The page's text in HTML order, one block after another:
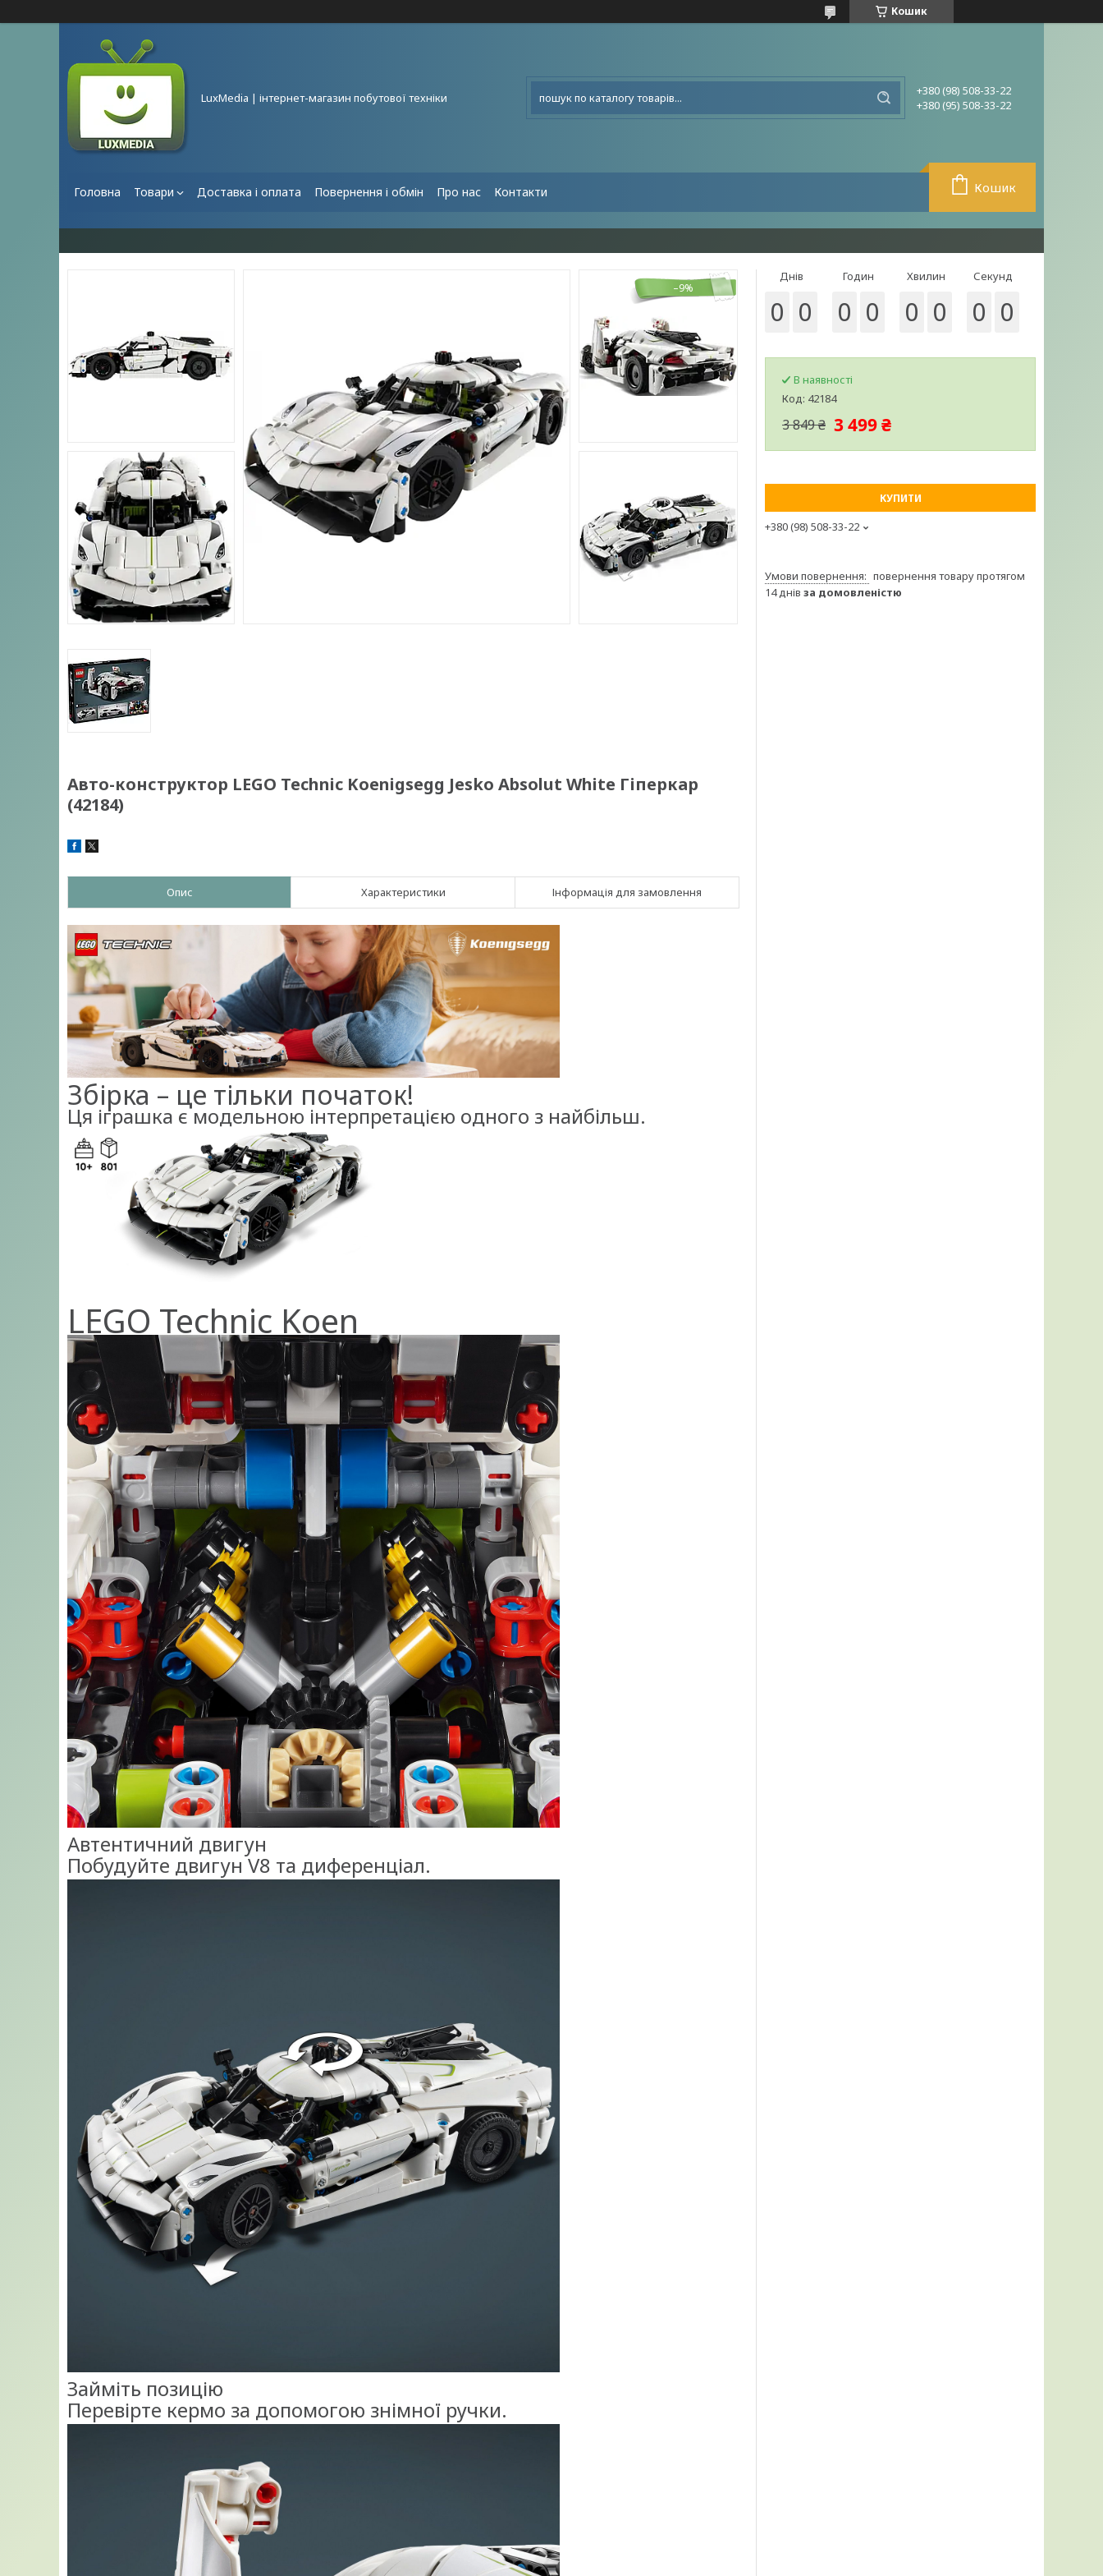
Кошик
LuxMedia | інтернет-магазин побутової техніки
+380 (98) 508-33-22
+380 (95) 508-33-22
Головна Товари Доставка і оплата Повернення і обмін Про нас Контакти Кошик
–9%
Авто-конструктор LEGO Technic Koenigsegg Jesko Absolut White Гіперкар
(42184)
Опис Характеристики Інформація для замовлення
Збірка – це тільки початок!
Ця іграшка є модельною інтерпретацією одного з найбільш.
LEGO Technic Koen
Автентичний двигун
Побудуйте двигун V8 та диференціал.
Займіть позицію
Перевірте кермо за допомогою знімної ручки.
Днів
0 0
Годин
0 0
Хвилин
0 0
Секунд
0 0
В наявності
Код: 42184
3 849 ₴ 3 499 ₴
КУПИТИ
+380 (98) 508-33-22
повернення товару протягом
14 днів за домовленістю